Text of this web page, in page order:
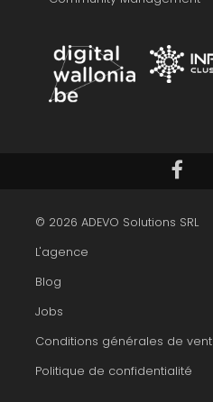
© 2026 ADEVO Solutions SRL
L'agence
Blog
Jobs
Conditions générales de
Politique de confidentialité